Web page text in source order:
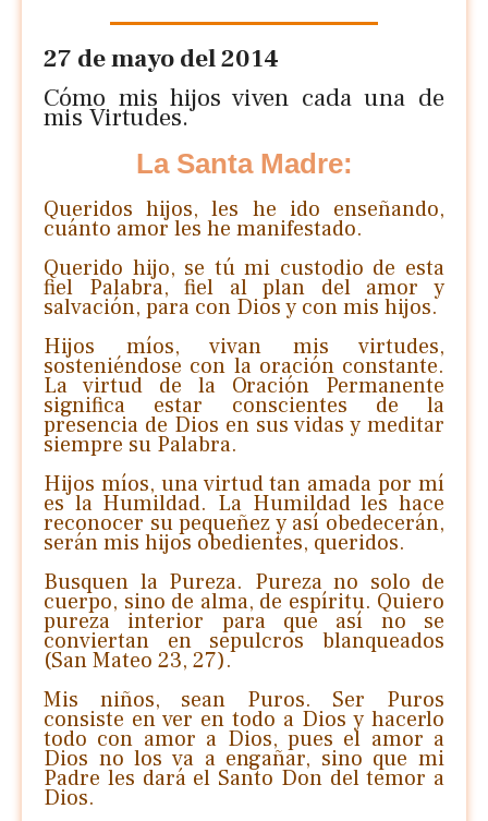
27 de mayo del 2014
Cómo mis hijos viven cada una de
mis Virtudes.
La Santa Madre:
Queridos hijos, les he ido enseñando,
cuánto amor les he manifestado.
Querido hijo, se tú mi custodio de esta
fiel Palabra, fiel al plan del amor y
salvación, para con Dios y con mis hijos.
Hijos míos, vivan mis virtudes,
sosteniéndose con la oración constante.
La virtud de la Oración Permanente
significa estar conscientes de la
presencia de Dios en sus vidas y meditar
siempre su Palabra.
Hijos míos, una virtud tan amada por mí
es la Humildad. La Humildad les hace
reconocer su pequeñez y así obedecerán,
serán mis hijos obedientes, queridos.
Busquen la Pureza. Pureza no solo de
cuerpo, sino de alma, de espíritu. Quiero
pureza interior para que así no se
conviertan en sepulcros blanqueados
(San Mateo 23, 27).
Mis niños, sean Puros. Ser Puros
consiste en ver en todo a Dios y hacerlo
todo con amor a Dios, pues el amor a
Dios no los va a engañar, sino que mi
Padre les dará el Santo Don del temor a
Dios.